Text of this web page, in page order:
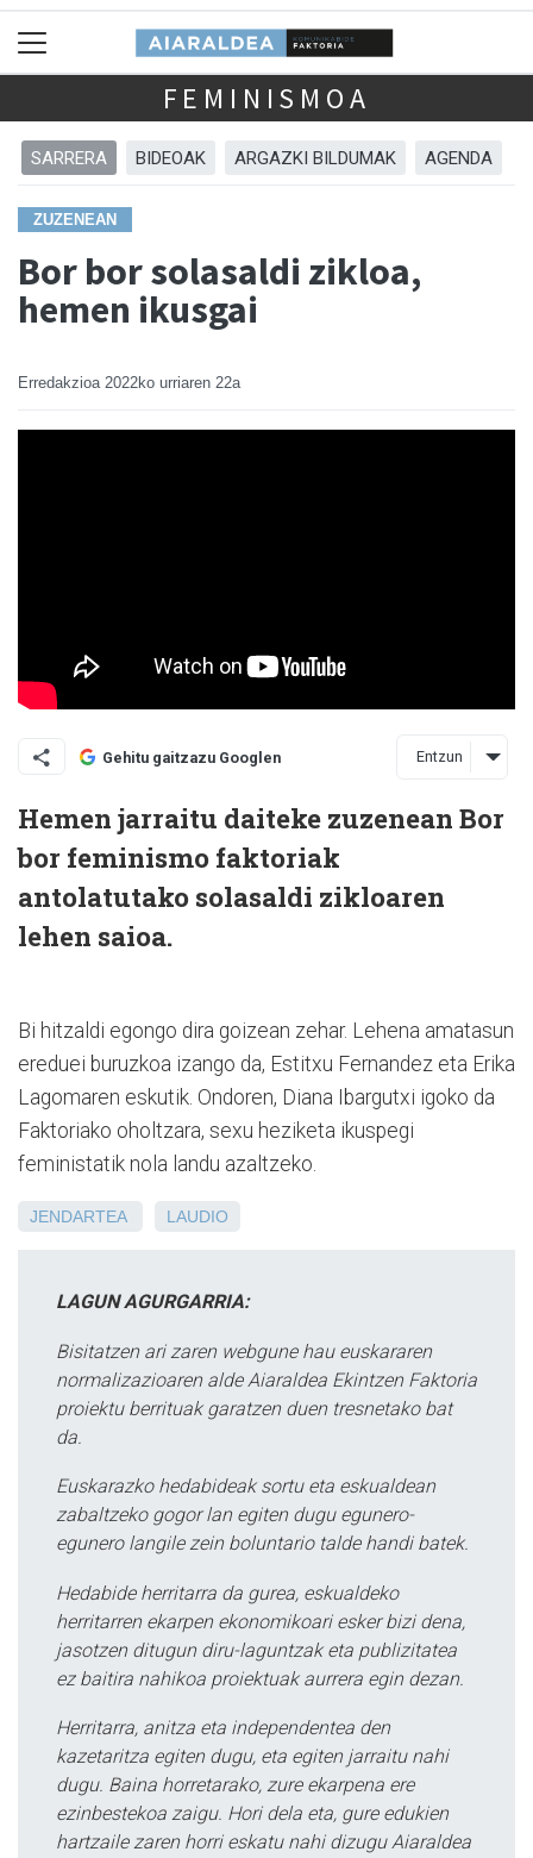
FEMINISMOA
SARRERA BIDEOAK ARGAZKI BILDUMAK AGENDA
ZUZENEAN
Bor bor solasaldi zikloa,
hemen ikusgai
Erredakzioa 2022ko urriaren 22a
Gehitu gaitzazu Googlen Entzun
Hemen jarraitu daiteke zuzenean Bor
bor feminismo faktoriak
antolatutako solasaldi zikloaren
lehen saioa.
Bi hitzaldi egongo dira goizean zehar. Lehena amatasun
ereduei buruzkoa izango da, Estitxu Fernandez eta Erika
Lagomaren eskutik. Ondoren, Diana Ibargutxi igoko da
Faktoriako oholtzara, sexu heziketa ikuspegi
feministatik nola landu azaltzeko.
JENDARTEA LAUDIO
LAGUN AGURGARRIA:
Bisitatzen ari zaren webgune hau euskararen
normalizazioaren alde Aiaraldea Ekintzen Faktoria
proiektu berrituak garatzen duen tresnetako bat
da.
Euskarazko hedabideak sortu eta eskualdean
zabaltzeko gogor lan egiten dugu egunero-
egunero langile zein boluntario talde handi batek.
Hedabide herritarra da gurea, eskualdeko
herritarren ekarpen ekonomikoari esker bizi dena,
jasotzen ditugun diru-laguntzak eta publizitatea
ez baitira nahikoa proiektuak aurrera egin dezan.
Herritarra, anitza eta independentea den
kazetaritza egiten dugu, eta egiten jarraitu nahi
dugu. Baina horretarako, zure ekarpena ere
ezinbestekoa zaigu. Hori dela eta, gure edukien
hartzaile zaren horri eskatu nahi dizugu Aiaraldea